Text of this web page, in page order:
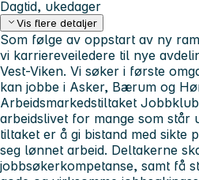
Dagtid, ukedager
Vis flere detaljer
Som følge av oppstart av ny
vi karriereveiledere til nye
Vest-Viken. Vi søker i første
kan jobbe i Asker, Bærum og
Arbeidsmarkedstiltaket
arbeidslivet for mange som står
tiltaket er å gi bistand med sikte
seg lønnet arbeid. Deltakerne
jobbsøkerkompetanse, samt få